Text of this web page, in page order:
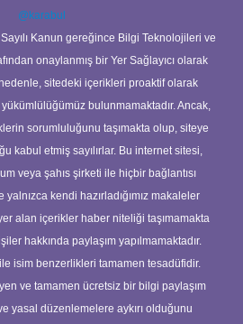
@karabul
Kanun gereğince Bilgi Teknolojileri ve
onaylanmış bir Yer Sağlayıcı olarak
sitedeki içerikleri proaktif olarak
bulunmamaktadır. Ancak,
sorumluluğunu taşımakta olup, siteye
kabul etmiş sayılırlar. Bu internet sitesi,
veya şahıs şirketi ile hiçbir bağlantısı
kendi hazırladığımız makaleler
alan içerikler haber niteliği taşımamakta
hakkında paylaşım yapılmamaktadır.
isim benzerlikleri tamamen tesadüfidir.
ve tamamen ücretsiz bir bilgi paylaşım
yasal düzenlemelere aykırı olduğunu